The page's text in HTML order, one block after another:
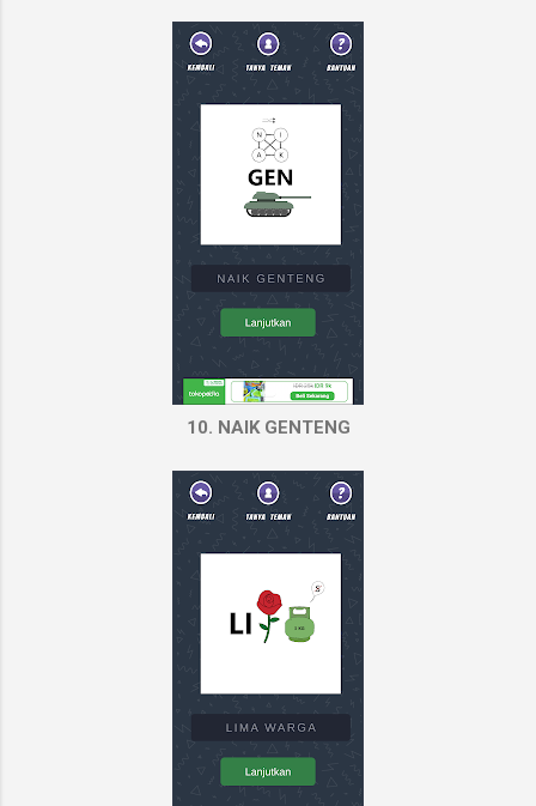
10. NAIK GENTENG